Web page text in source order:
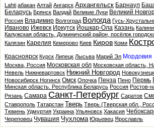
Lahti абакан Алтай Ангарск Архангельск Барнаул
Беларусь Брянск Валдай Великие Луки Великий
Россия Владимир Волгоград Вологда Гусь-
Иваново Ижевск Иркутск Йошкар-Ола Казань
Калужская область, Думиничский район, посёлок
Калязин Карелия Кемерово Киев Киров Коми
Красноярск Курск Липецк Лысьва Марий Эл Мордовия
Москва, Россия Московская обл Московская область,
Невель Нижневартовск Нижний Новгород Новокузнецк
НовосибирскНогинск Омск Опочка Пенза Пено Пермь
Минская область. Республика Беларусь Россия Ростов-
Рязань Самара Санкт-Петербург Саратов
Ставрополь Татарстан Тверь Тверь (Тверская обл.,
Тюмень Удмуртия Украина Ульяновск Хакасия
Череповец Чувашия Чухлома Юрьевец Ярославль